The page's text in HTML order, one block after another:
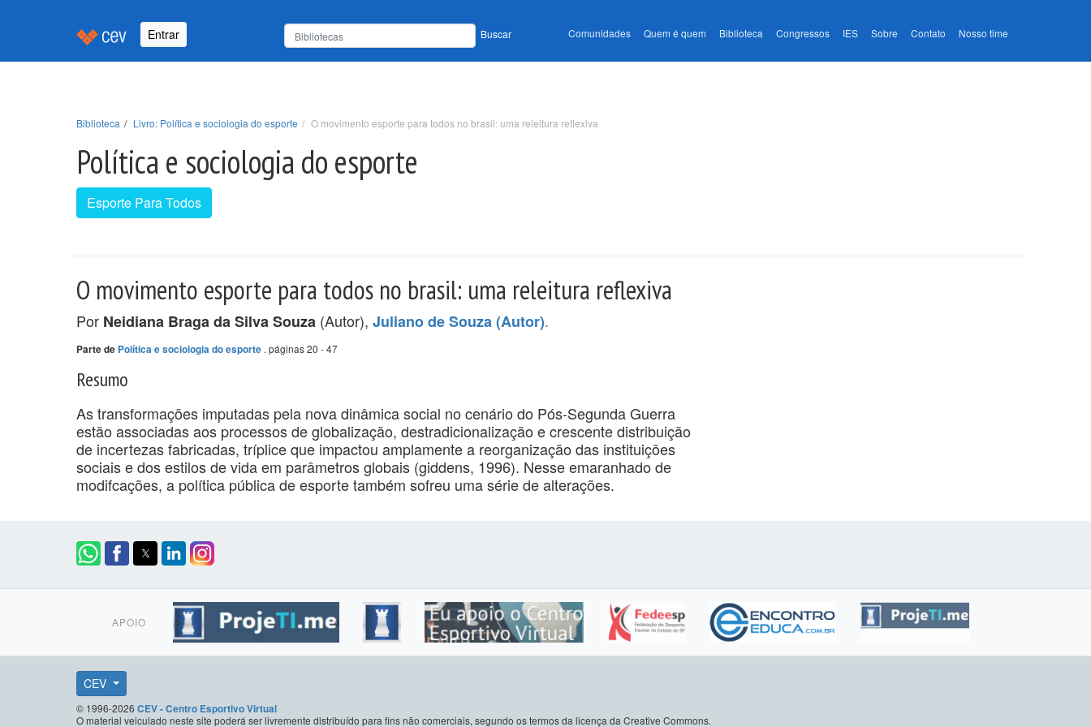
Entrar Buscar Comunidades Quem é quem Biblioteca Congressos IES Sobre Contato Nosso time
Biblioteca Livro: Política e sociologia do esporte O movimento esporte para todos no brasil: uma releitura reflexiva
Política e sociologia do esporte
Esporte Para Todos
O movimento esporte para todos no brasil: uma releitura reflexiva
Por Neidiana Braga da Silva Souza (Autor), Juliano de Souza (Autor).
Parte de Política e sociologia do esporte . páginas 20 - 47
Resumo
As transformações imputadas pela nova dinâmica social no cenário do Pós-Segunda Guerra
estão associadas aos processos de globalização, destradicionalização e crescente distribuição
de incertezas fabricadas, tríplice que impactou amplamente a reorganização das instituições
sociais e dos estilos de vida em parâmetros globais (giddens, 1996). Nesse emaranhado de
modifcações, a política pública de esporte também sofreu uma série de alterações.
APOIO
CEV
© 1996-2026 CEV - Centro Esportivo Virtual
O material veiculado neste site poderá ser livremente distribuído para fins não comerciais, segundo os termos da licença da Creative Commons.